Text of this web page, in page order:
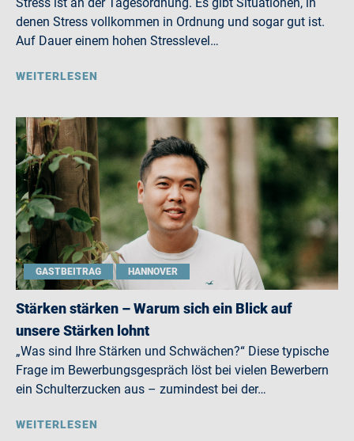
denen Stress vollkommen in Ordnung und sogar gut ist.
Auf Dauer einem hohen Stresslevel…
WEITERLESEN
GASTBEITRAG HANNOVER
Stärken stärken – Warum sich ein Blick auf
unsere Stärken lohnt
„Was sind Ihre Stärken und Schwächen?“ Diese typische
Frage im Bewerbungsgespräch löst bei vielen Bewerbern
ein Schulterzucken aus – zumindest bei der…
WEITERLESEN